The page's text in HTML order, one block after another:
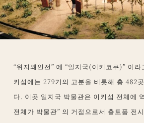
“위지왜인전” 에 “일지국(이키코쿠)” 이
키섬에는 279기의 고분을 비롯해 총 482
다. 이곳 일지국 박물관은 이키섬 전체에
전체가 박물관” 의 거점으로서 출토품 전